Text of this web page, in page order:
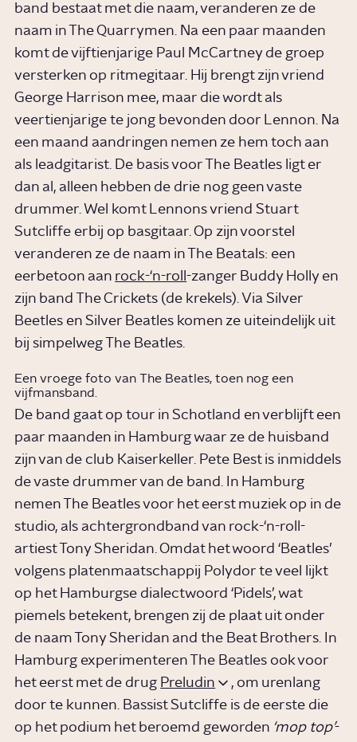
band bestaat met die naam, veranderen ze de
naam in The Quarrymen. Na een paar maanden
komt de vijftienjarige Paul McCartney de groep
versterken op ritmegitaar. Hij brengt zijn vriend
George Harrison mee, maar die wordt als
veertienjarige te jong bevonden door Lennon. Na
een maand aandringen nemen ze hem toch aan
als leadgitarist. De basis voor The Beatles ligt er
dan al, alleen hebben de drie nog geen vaste
drummer. Wel komt Lennons vriend Stuart
Sutcliffe erbij op basgitaar. Op zijn voorstel
veranderen ze de naam in The Beatals: een
eerbetoon aan rock-‘n-roll-zanger Buddy Holly en
zijn band The Crickets (de krekels). Via Silver
Beetles en Silver Beatles komen ze uiteindelijk uit
bij simpelweg The Beatles.
Een vroege foto van The Beatles, toen nog een
vijfmansband.
De band gaat op tour in Schotland en verblijft een
paar maanden in Hamburg waar ze de huisband
zijn van de club Kaiserkeller. Pete Best is inmiddels
de vaste drummer van de band. In Hamburg
nemen The Beatles voor het eerst muziek op in de
studio, als achtergrondband van rock-‘n-roll-
artiest Tony Sheridan. Omdat het woord ‘Beatles’
volgens platenmaatschappij Polydor te veel lijkt
op het Hamburgse dialectwoord ‘Pidels’, wat
piemels betekent, brengen zij de plaat uit onder
de naam Tony Sheridan and the Beat Brothers. In
Hamburg experimenteren The Beatles ook voor
het eerst met de drug Preludin
, om urenlang
door te kunnen. Bassist Sutcliffe is de eerste die
op het podium het beroemd geworden ‘mop top’-